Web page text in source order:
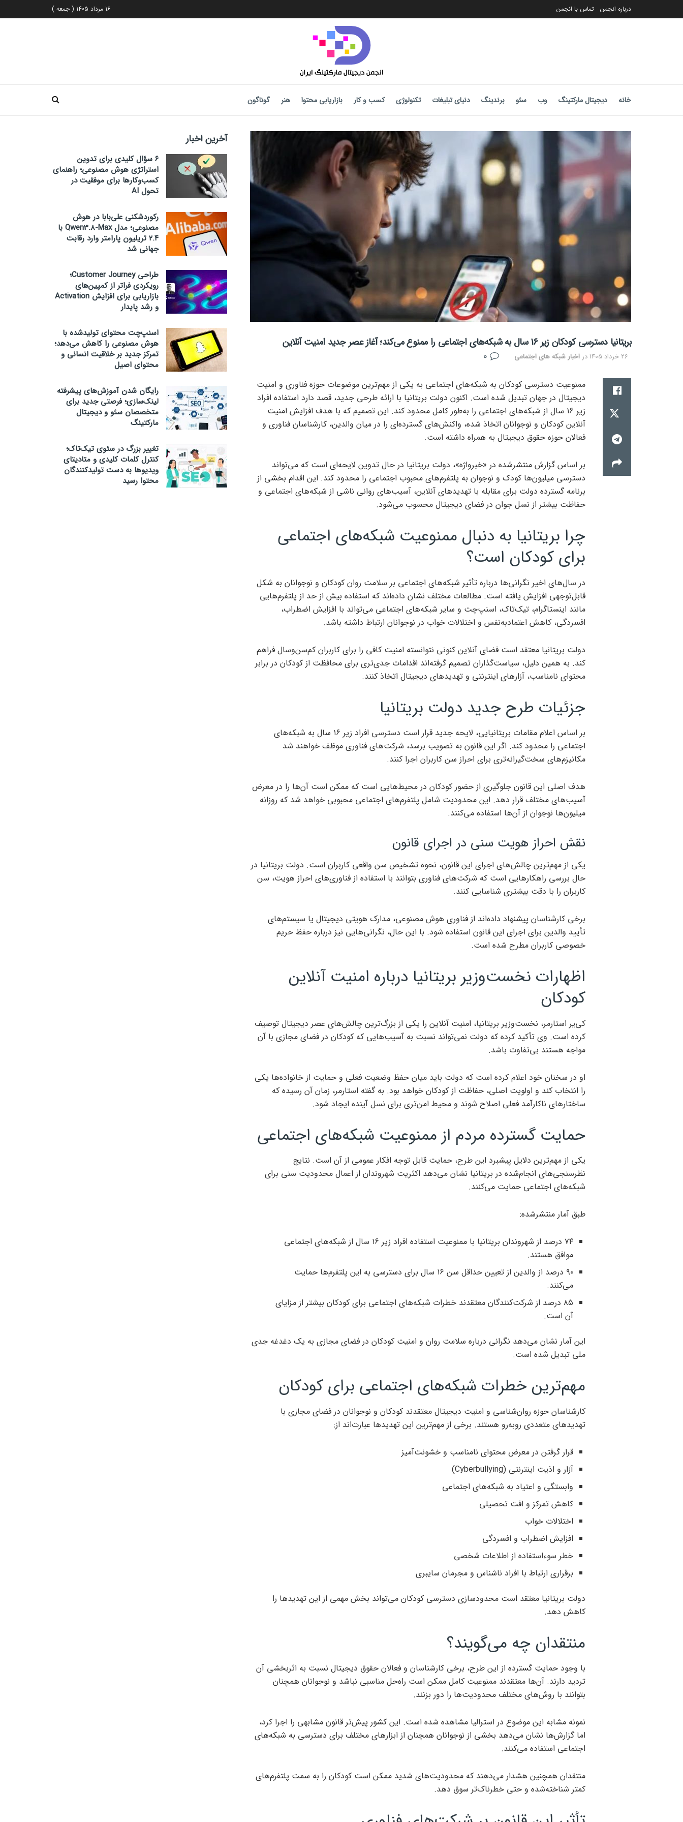
درباره انجمن تماس با انجمن 16 مرداد 1405 ( جمعه )
خانه دیجیتال مارکتینگ وب سئو برندینگ دنیای تبلیغات تکنولوژی کسب و کار بازاریابی محتوا هنر گوناگون
بریتانیا دسترسی کودکان زیر ۱۶ سال به شبکه‌های اجتماعی را ممنوع می‌کند؛ آغاز عصر جدید امنیت آنلاین
26 خرداد 1405 دراخبار شبکه های اجتماعی
ممنوعیت دسترسی کودکان به شبکه‌های اجتماعی به یکی از مهم‌ترین موضوعات حوزه فناوری و امنیت
دیجیتال در جهان تبدیل شده است. اکنون دولت بریتانیا با ارائه طرحی جدید، قصد دارد استفاده افراد
زیر ۱۶ سال از شبکه‌های اجتماعی را به‌طور کامل محدود کند. این تصمیم که با هدف افزایش امنیت
آنلاین کودکان و نوجوانان اتخاذ شده، واکنش‌های گسترده‌ای را در میان والدین، کارشناسان فناوری و
فعالان حوزه حقوق دیجیتال به همراه داشته است.
بر اساس گزارش منتشرشده در «خبرواژه»، دولت بریتانیا در حال تدوین لایحه‌ای است که می‌تواند
دسترسی میلیون‌ها کودک و نوجوان به پلتفرم‌های محبوب اجتماعی را محدود کند. این اقدام بخشی از
برنامه گسترده دولت برای مقابله با تهدیدهای آنلاین، آسیب‌های روانی ناشی از شبکه‌های اجتماعی و
حفاظت بیشتر از نسل جوان در فضای دیجیتال محسوب می‌شود.
چرا بریتانیا به دنبال ممنوعیت شبکه‌های اجتماعی
برای کودکان است؟
در سال‌های اخیر نگرانی‌ها درباره تأثیر شبکه‌های اجتماعی بر سلامت روان کودکان و نوجوانان به شکل
قابل‌توجهی افزایش یافته است. مطالعات مختلف نشان داده‌اند که استفاده بیش از حد از پلتفرم‌هایی
مانند اینستاگرام، تیک‌تاک، اسنپ‌چت و سایر شبکه‌های اجتماعی می‌تواند با افزایش اضطراب،
افسردگی، کاهش اعتمادبه‌نفس و اختلالات خواب در نوجوانان ارتباط داشته باشد.
دولت بریتانیا معتقد است فضای آنلاین کنونی نتوانسته امنیت کافی را برای کاربران کم‌سن‌وسال فراهم
کند. به همین دلیل، سیاست‌گذاران تصمیم گرفته‌اند اقدامات جدی‌تری برای محافظت از کودکان در برابر
محتوای نامناسب، آزارهای اینترنتی و تهدیدهای دیجیتال اتخاذ کنند.
جزئیات طرح جدید دولت بریتانیا
بر اساس اعلام مقامات بریتانیایی، لایحه جدید قرار است دسترسی افراد زیر ۱۶ سال به شبکه‌های
اجتماعی را محدود کند. اگر این قانون به تصویب برسد، شرکت‌های فناوری موظف خواهند شد
مکانیزم‌های سخت‌گیرانه‌تری برای احراز سن کاربران اجرا کنند.
هدف اصلی این قانون جلوگیری از حضور کودکان در محیط‌هایی است که ممکن است آن‌ها را در معرض
آسیب‌های مختلف قرار دهد. این محدودیت شامل پلتفرم‌های اجتماعی محبوبی خواهد شد که روزانه
میلیون‌ها نوجوان از آن‌ها استفاده می‌کنند.
نقش احراز هویت سنی در اجرای قانون
یکی از مهم‌ترین چالش‌های اجرای این قانون، نحوه تشخیص سن واقعی کاربران است. دولت بریتانیا در
حال بررسی راهکارهایی است که شرکت‌های فناوری بتوانند با استفاده از فناوری‌های احراز هویت، سن
کاربران را با دقت بیشتری شناسایی کنند.
برخی کارشناسان پیشنهاد داده‌اند از فناوری هوش مصنوعی، مدارک هویتی دیجیتال یا سیستم‌های
تأیید والدین برای اجرای این قانون استفاده شود. با این حال، نگرانی‌هایی نیز درباره حفظ حریم
خصوصی کاربران مطرح شده است.
اظهارات نخست‌وزیر بریتانیا درباره امنیت آنلاین
کودکان
کی‌یر استارمر، نخست‌وزیر بریتانیا، امنیت آنلاین را یکی از بزرگ‌ترین چالش‌های عصر دیجیتال توصیف
کرده است. وی تأکید کرده که دولت نمی‌تواند نسبت به آسیب‌هایی که کودکان در فضای مجازی با آن
مواجه هستند بی‌تفاوت باشد.
او در سخنان خود اعلام کرده است که دولت باید میان حفظ وضعیت فعلی و حمایت از خانواده‌ها یکی
را انتخاب کند و اولویت اصلی، حفاظت از کودکان خواهد بود. به گفته استارمر، زمان آن رسیده که
ساختارهای ناکارآمد فعلی اصلاح شوند و محیط امن‌تری برای نسل آینده ایجاد شود.
حمایت گسترده مردم از ممنوعیت شبکه‌های اجتماعی
یکی از مهم‌ترین دلایل پیشبرد این طرح، حمایت قابل توجه افکار عمومی از آن است. نتایج
نظرسنجی‌های انجام‌شده در بریتانیا نشان می‌دهد اکثریت شهروندان از اعمال محدودیت سنی برای
شبکه‌های اجتماعی حمایت می‌کنند.
طبق آمار منتشرشده:
۷۴ درصد از شهروندان بریتانیا با ممنوعیت استفاده افراد زیر ۱۶ سال از شبکه‌های اجتماعی
موافق هستند.
۹۰ درصد از والدین از تعیین حداقل سن ۱۶ سال برای دسترسی به این پلتفرم‌ها حمایت
می‌کنند.
۸۵ درصد از شرکت‌کنندگان معتقدند خطرات شبکه‌های اجتماعی برای کودکان بیشتر از مزایای
آن است.
این آمار نشان می‌دهد نگرانی درباره سلامت روان و امنیت کودکان در فضای مجازی به یک دغدغه جدی
ملی تبدیل شده است.
مهم‌ترین خطرات شبکه‌های اجتماعی برای کودکان
کارشناسان حوزه روان‌شناسی و امنیت دیجیتال معتقدند کودکان و نوجوانان در فضای مجازی با
تهدیدهای متعددی روبه‌رو هستند. برخی از مهم‌ترین این تهدیدها عبارت‌اند از:
قرار گرفتن در معرض محتوای نامناسب و خشونت‌آمیز
آزار و اذیت اینترنتی (Cyberbullying)
وابستگی و اعتیاد به شبکه‌های اجتماعی
کاهش تمرکز و افت تحصیلی
اختلالات خواب
افزایش اضطراب و افسردگی
خطر سوءاستفاده از اطلاعات شخصی
برقراری ارتباط با افراد ناشناس و مجرمان سایبری
دولت بریتانیا معتقد است محدودسازی دسترسی کودکان می‌تواند بخش مهمی از این تهدیدها را
کاهش دهد.
منتقدان چه می‌گویند؟
با وجود حمایت گسترده از این طرح، برخی کارشناسان و فعالان حقوق دیجیتال نسبت به اثربخشی آن
تردید دارند. آن‌ها معتقدند ممنوعیت کامل ممکن است راه‌حل مناسبی نباشد و نوجوانان همچنان
بتوانند با روش‌های مختلف محدودیت‌ها را دور بزنند.
نمونه مشابه این موضوع در استرالیا مشاهده شده است. این کشور پیش‌تر قانون مشابهی را اجرا کرد،
اما گزارش‌ها نشان می‌دهد بخشی از نوجوانان همچنان از ابزارهای مختلف برای دسترسی به شبکه‌های
اجتماعی استفاده می‌کنند.
منتقدان همچنین هشدار می‌دهند که محدودیت‌های شدید ممکن است کودکان را به سمت پلتفرم‌های
کمتر شناخته‌شده و حتی خطرناک‌تر سوق دهد.
آخرین اخبار
۶ سؤال کلیدی برای تدوین
استراتژی هوش مصنوعی؛ راهنمای
کسب‌وکارها برای موفقیت در
تحول AI
رکوردشکنی علی‌بابا در هوش
مصنوعی؛ مدل Qwen3.8-Max با
۲.۴ تریلیون پارامتر وارد رقابت
جهانی شد
طراحی Customer Journey؛
رویکردی فراتر از کمپین‌های
بازاریابی برای افزایش Activation
و رشد پایدار
اسنپ‌چت محتوای تولیدشده با
هوش مصنوعی را کاهش می‌دهد؛
تمرکز جدید بر خلاقیت انسانی و
محتوای اصیل
رایگان شدن آموزش‌های پیشرفته
لینک‌سازی؛ فرصتی جدید برای
متخصصان سئو و دیجیتال
مارکتینگ
تغییر بزرگ در سئوی تیک‌تاک؛
کنترل کلمات کلیدی و متادیتای
ویدیوها به دست تولیدکنندگان
محتوا رسید